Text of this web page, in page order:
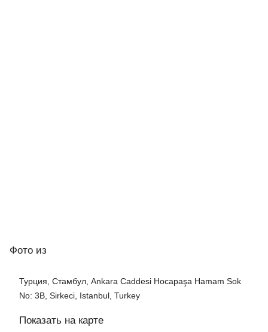
Фото из
Турция, Стамбул, Ankara Caddesi Hocapaşa Hamam Sok
No: 3B, Sirkeci, Istanbul, Turkey
Показать на карте